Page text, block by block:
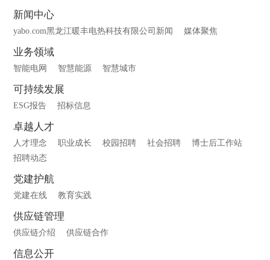
新闻中心
yabo.com黑龙江暖丰电热科技有限公司新闻 媒体聚焦
业务领域
智能电网 智慧能源 智慧城市
可持续发展
ESG报告 招标信息
卓越人才
人才理念 职业成长 校园招聘 社会招聘
博士后工作站
招聘动态
党建护航
党建在线 教育实践
供应链管理
供应链介绍 供应链合作
信息公开